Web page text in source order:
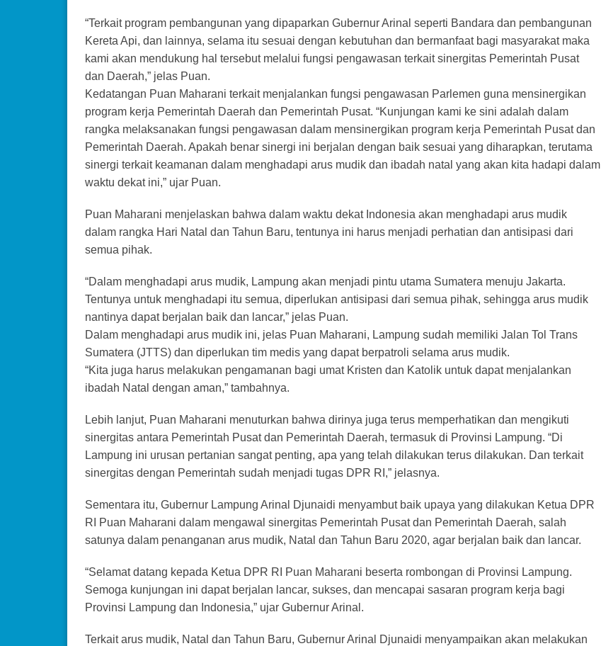
“Terkait program pembangunan yang dipaparkan Gubernur Arinal seperti Bandara dan pembangunan
Kereta Api, dan lainnya, selama itu sesuai dengan kebutuhan dan bermanfaat bagi masyarakat maka
kami akan mendukung hal tersebut melalui fungsi pengawasan terkait sinergitas Pemerintah Pusat
dan Daerah,” jelas Puan.
Kedatangan Puan Maharani terkait menjalankan fungsi pengawasan Parlemen guna mensinergikan
program kerja Pemerintah Daerah dan Pemerintah Pusat. “Kunjungan kami ke sini adalah dalam
rangka melaksanakan fungsi pengawasan dalam mensinergikan program kerja Pemerintah Pusat dan
Pemerintah Daerah. Apakah benar sinergi ini berjalan dengan baik sesuai yang diharapkan, terutama
sinergi terkait keamanan dalam menghadapi arus mudik dan ibadah natal yang akan kita hadapi dalam
waktu dekat ini,” ujar Puan.
Puan Maharani menjelaskan bahwa dalam waktu dekat Indonesia akan menghadapi arus mudik
dalam rangka Hari Natal dan Tahun Baru, tentunya ini harus menjadi perhatian dan antisipasi dari
semua pihak.
“Dalam menghadapi arus mudik, Lampung akan menjadi pintu utama Sumatera menuju Jakarta.
Tentunya untuk menghadapi itu semua, diperlukan antisipasi dari semua pihak, sehingga arus mudik
nantinya dapat berjalan baik dan lancar,” jelas Puan.
Dalam menghadapi arus mudik ini, jelas Puan Maharani, Lampung sudah memiliki Jalan Tol Trans
Sumatera (JTTS) dan diperlukan tim medis yang dapat berpatroli selama arus mudik.
“Kita juga harus melakukan pengamanan bagi umat Kristen dan Katolik untuk dapat menjalankan
ibadah Natal dengan aman,” tambahnya.
Lebih lanjut, Puan Maharani menuturkan bahwa dirinya juga terus memperhatikan dan mengikuti
sinergitas antara Pemerintah Pusat dan Pemerintah Daerah, termasuk di Provinsi Lampung. “Di
Lampung ini urusan pertanian sangat penting, apa yang telah dilakukan terus dilakukan. Dan terkait
sinergitas dengan Pemerintah sudah menjadi tugas DPR RI,” jelasnya.
Sementara itu, Gubernur Lampung Arinal Djunaidi menyambut baik upaya yang dilakukan Ketua DPR
RI Puan Maharani dalam mengawal sinergitas Pemerintah Pusat dan Pemerintah Daerah, salah
satunya dalam penanganan arus mudik, Natal dan Tahun Baru 2020, agar berjalan baik dan lancar.
“Selamat datang kepada Ketua DPR RI Puan Maharani beserta rombongan di Provinsi Lampung.
Semoga kunjungan ini dapat berjalan lancar, sukses, dan mencapai sasaran program kerja bagi
Provinsi Lampung dan Indonesia,” ujar Gubernur Arinal.
Terkait arus mudik, Natal dan Tahun Baru, Gubernur Arinal Djunaidi menyampaikan akan melakukan